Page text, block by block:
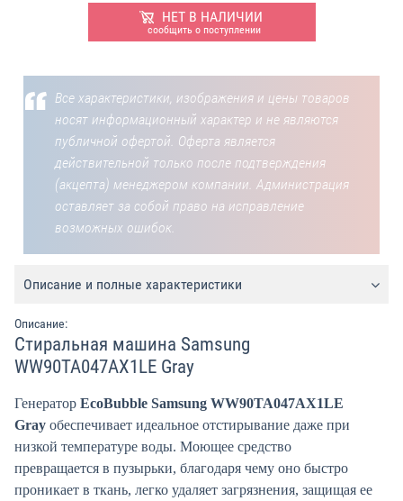
НЕТ В НАЛИЧИИ
сообщить о поступлении
Все характеристики, изображения и цены товаров
носят информационный характер и не являются
публичной офертой. Оферта является
действительной только после подтверждения
(акцепта) менеджером компании. Администрация
оставляет за собой право на исправление
возможных ошибок.
Описание и полные характеристики
Описание:
Стиральная машина Samsung
WW90TA047AX1LE Gray
Генератор EcoBubble Samsung WW90TA047AX1LE
Gray обеспечивает идеальное отстирывание даже при
низкой температуре воды. Моющее средство
превращается в пузырьки, благодаря чему оно быстро
проникает в ткань, легко удаляет загрязнения, защищая ее